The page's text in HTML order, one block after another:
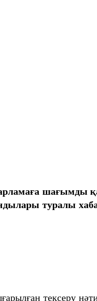
шағымды
туралы
тексеру